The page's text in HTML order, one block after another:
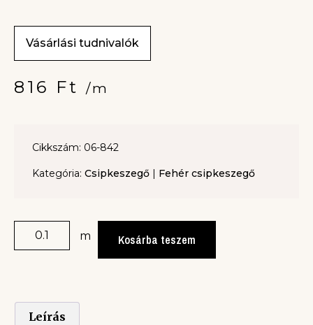
Vásárlási tudnivalók
816 Ft /m
Cikkszám: 06-842
Kategória: Csipkeszegő | Fehér csipkeszegő
m Kosárba teszem
Leírás